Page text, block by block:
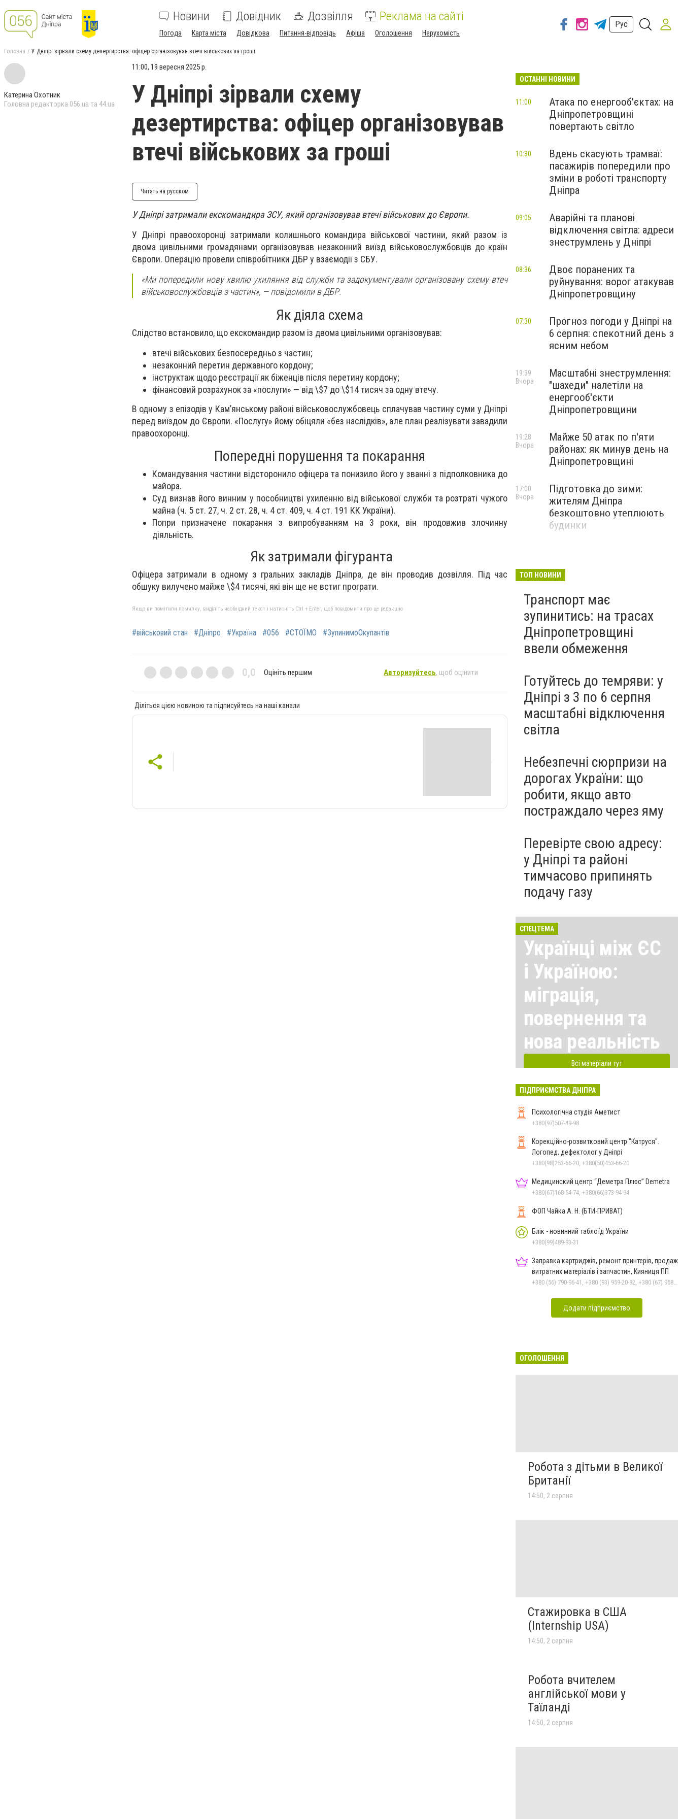
Новини Довідник Дозвілля Реклама на сайті
Погода Карта міста Довідкова Питання-відповідь Афіша Оголошення Нерухомість
Рус
Головна У Дніпрі зірвали схему дезертирства: офіцер організовував втечі військових за гроші
Катерина Охотник
Головна редакторка 056.ua та 44.ua
11:00, 19 вересня 2025 р.
У Дніпрі зірвали схему
дезертирства: офіцер організовував
втечі військових за гроші
Читать на русском
У Дніпрі затримали екскомандира ЗСУ, який організовував втечі військових до Європи.
У Дніпрі правоохоронці затримали колишнього командира військової частини, який разом із
двома цивільними громадянами організовував незаконний виїзд військовослужбовців до країн
Європи. Операцію провели співробітники ДБР у взаємодії з СБУ.
«Ми попередили нову хвилю ухиляння від служби та задокументували організовану схему втеч
військовослужбовців з частин», — повідомили в ДБР.
Як діяла схема
Слідство встановило, що екскомандир разом із двома цивільними організовував:
втечі військових безпосередньо з частин;
незаконний перетин державного кордону;
інструктаж щодо реєстрації як біженців після перетину кордону;
фінансовий розрахунок за «послуги» — від \$7 до \$14 тисяч за одну втечу.
В одному з епізодів у Кам’янському районі військовослужбовець сплачував частину суми у Дніпрі
перед виїздом до Європи. «Послугу» йому обіцяли «без наслідків», але план реалізувати завадили
правоохоронці.
Попередні порушення та покарання
Командування частини відсторонило офіцера та понизило його у званні з підполковника до
майора.
Суд визнав його винним у пособництві ухиленню від військової служби та розтраті чужого
майна (ч. 5 ст. 27, ч. 2 ст. 28, ч. 4 ст. 409, ч. 4 ст. 191 КК України).
Попри призначене покарання з випробуванням на 3 роки, він продовжив злочинну
діяльність.
Як затримали фігуранта
Офіцера затримали в одному з гральних закладів Дніпра, де він проводив дозвілля. Під час
обшуку вилучено майже \$4 тисячі, які він ще не встиг програти.
Якщо ви помітили помилку, виділіть необхідний текст і натисніть Ctrl + Enter, щоб повідомити про це редакцію
#військовий стан #Дніпро #Україна #056 #СТОЇМО #ЗупинимоОкупантів
0,0 Оцініть першим Авторизуйтесь, щоб оцінити
Діліться цією новиною та підписуйтесь на наші канали
ОСТАННІ НОВИНИ
Атака по енергооб'єктах: на
Дніпропетровщині
повертають світло
11:00
Вдень скасують трамваї:
пасажирів попередили про
зміни в роботі транспорту
Дніпра
10:30
Аварійні та планові
відключення світла: адреси
знеструмлень у Дніпрі
09:05
Двоє поранених та
руйнування: ворог атакував
Дніпропетровщину
08:36
Прогноз погоди у Дніпрі на
6 серпня: спекотний день з
ясним небом
07:30
Масштабні знеструмлення:
"шахеди" налетіли на
енергооб'єкти
Дніпропетровщини
19:39
Вчора
Майже 50 атак по п'яти
районах: як минув день на
Дніпропетровщині
19:28
Вчора
Підготовка до зими:
жителям Дніпра
безкоштовно утеплюють
будинки
17:00
Вчора
ТОП НОВИНИ
Транспорт має
зупинитись: на трасах
Дніпропетровщині
ввели обмеження
Готуйтесь до темряви: у
Дніпрі з 3 по 6 серпня
масштабні відключення
світла
Небезпечні сюрпризи на
дорогах України: що
робити, якщо авто
постраждало через яму
Перевірте свою адресу:
у Дніпрі та районі
тимчасово припинять
подачу газу
СПЕЦТЕМА
Українці між ЄС
і Україною:
міграція,
повернення та
нова реальність
Всі матеріали тут
ПІДПРИЄМСТВА ДНІПРА
Психологічна студія Аметист
+380(97)507-49-98
Корекційно-розвитковий центр "Катруся".
Логопед, дефектолог у Дніпрі
+380(98)253-66-20, +380(50)453-66-20
Медицинский центр “Деметра Плюс” Demetra
+380(67)168-54-74, +380(66)373-94-94
ФОП Чайка А. Н. (БТИ-ПРИВАТ)
Блік - новинний таблоїд України
+380(99)489-93-31
Заправка картриджів, ремонт принтерів, продаж
витратних матеріалів і запчастин, Кияниця ПП
Додати підприємство
ОГОЛОШЕННЯ
Робота з дітьми в Великої
Британії
14:50, 2 серпня
Стажировка в США
(Internship USA)
14:50, 2 серпня
Робота вчителем
англійської мови у
Таїланді
14:50, 2 серпня